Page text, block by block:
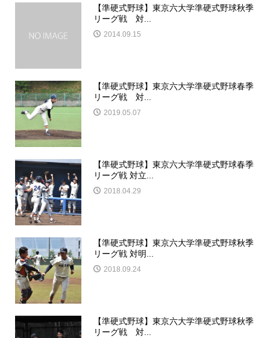
【準硬式野球】東京六大学準硬式野球秋季
リーグ戦 対...
2014.09.15
【準硬式野球】東京六大学準硬式野球春季
リーグ戦 対...
2019.05.07
【準硬式野球】東京六大学準硬式野球春季
リーグ戦 対立...
2018.04.29
【準硬式野球】東京六大学準硬式野球秋季
リーグ戦 対明...
2018.09.24
【準硬式野球】東京六大学準硬式野球秋季
リーグ戦 対...